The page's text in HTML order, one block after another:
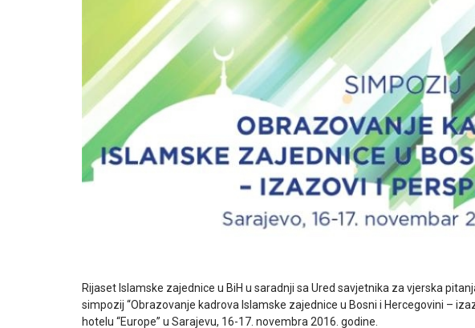
Rijaset Islamske zajednice u BiH u saradnji sa Ured savjetnika za vjerska
simpozij “Obrazovanje kadrova Islamske zajednice u Bosni i Hercegovini –
hotelu “Europe” u Sarajevu, 16-17. novembra 2016. godine.